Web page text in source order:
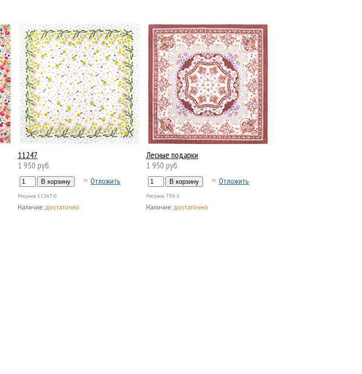
11247
1 950 руб.
Отложить
Рисунок 11247-0
Наличие: достаточно
Лесные подарки
1 950 руб.
Отложить
Рисунок 788-1
Наличие: достаточно